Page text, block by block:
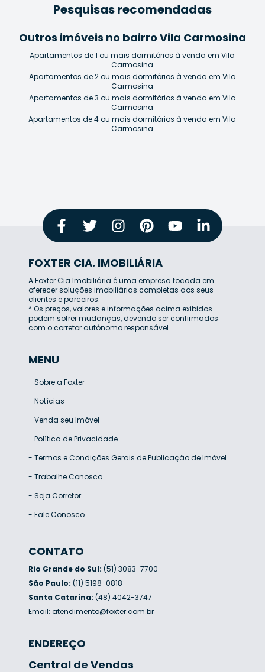
Pesquisas recomendadas
Outros imóveis no bairro Vila Carmosina
Apartamentos de 1 ou mais dormitórios à venda em Vila
Carmosina
Apartamentos de 2 ou mais dormitórios à venda em Vila
Carmosina
Apartamentos de 3 ou mais dormitórios à venda em Vila
Carmosina
Apartamentos de 4 ou mais dormitórios à venda em Vila
Carmosina
FOXTER CIA. IMOBILIÁRIA
A Foxter Cia Imobiliária é uma empresa focada em
oferecer soluções imobiliárias completas aos seus
clientes e parceiros.
* Os preços, valores e informações acima exibidos
podem sofrer mudanças, devendo ser confirmados
com o corretor autônomo responsável.
MENU
- Sobre a Foxter
- Notícias
- Venda seu Imóvel
- Política de Privacidade
- Termos e Condições Gerais de Publicação de Imóvel
- Trabalhe Conosco
- Seja Corretor
- Fale Conosco
CONTATO
Rio Grande do Sul: (51) 3083-7700
São Paulo: (11) 5198-0818
Santa Catarina: (48) 4042-3747
Email: atendimento@foxter.com.br
ENDEREÇO
Central de Vendas